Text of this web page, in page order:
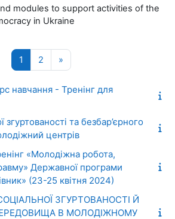
modules to support activities of the
in Ukraine
1 Page 1
2 Page 2
»
навчання - Тренінг для
згуртованості та безбар’єрного
центрів
«Молодіжна робота,
Державної програми
(23-25 квітня 2024)
СОЦІАЛЬНОЇ ЗГУРТОВАНОСТІ Й
В МОЛОДІЖНОМУ